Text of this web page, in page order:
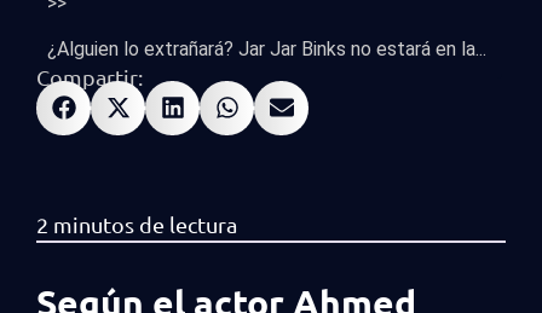
¿Alguien lo extrañará? Jar Jar Binks no estará en la...
Compartir:
Según el actor Ahmed